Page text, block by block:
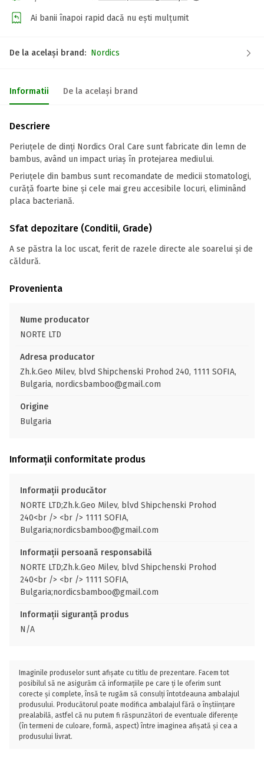
Ai banii înapoi rapid dacă nu ești mulțumit
De la același brand: Nordics
Informatii De la același brand
Descriere
Periuțele de dinți Nordics Oral Care sunt fabricate din lemn de
bambus, având un impact uriaș în protejarea mediului.
Periuțele din bambus sunt recomandate de medicii stomatologi,
curăță foarte bine și cele mai greu accesibile locuri, eliminând
placa bacteriană.
Sfat depozitare (Conditii, Grade)
A se păstra la loc uscat, ferit de razele directe ale soarelui și de
căldură.
Provenienta
Nume producator
NORTE LTD
Adresa producator
Zh.k.Geo Milev, blvd Shipchenski Prohod 240, 1111 SOFIA,
Bulgaria, nordicsbamboo@gmail.com
Origine
Bulgaria
Informații conformitate produs
Informații producător
NORTE LTD;Zh.k.Geo Milev, blvd Shipchenski Prohod
240<br /> <br /> 1111 SOFIA,
Bulgaria;nordicsbamboo@gmail.com
Informații persoană responsabilă
NORTE LTD;Zh.k.Geo Milev, blvd Shipchenski Prohod
240<br /> <br /> 1111 SOFIA,
Bulgaria;nordicsbamboo@gmail.com
Informații siguranță produs
N/A
Imaginile produselor sunt afișate cu titlu de prezentare. Facem tot
posibilul să ne asigurăm că informațiile pe care ți le oferim sunt
corecte și complete, însă te rugăm să consulți întotdeauna ambalajul
produsului. Producătorul poate modifica ambalajul fără o înștiințare
prealabilă, astfel că nu putem fi răspunzători de eventuale diferențe
(în termeni de culoare, formă, aspect) între imaginea afișată și cea a
produsului livrat.